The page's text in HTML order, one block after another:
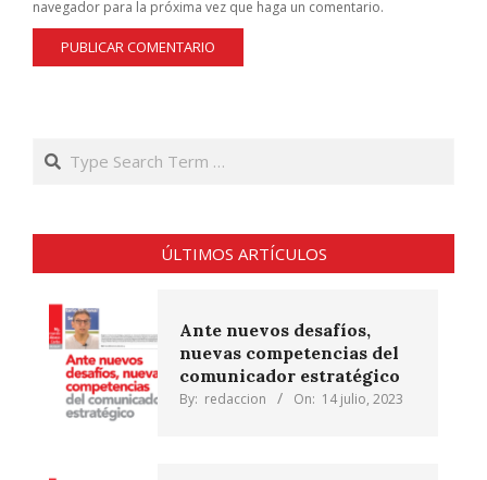
navegador para la próxima vez que haga un comentario.
Search
ÚLTIMOS ARTÍCULOS
Ante nuevos desafíos,
nuevas competencias del
comunicador estratégico
By: redaccion On: 14 julio, 2023